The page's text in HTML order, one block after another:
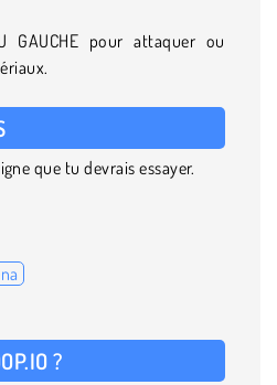
GAUCHE pour attaquer ou
que tu devrais essayer.
?